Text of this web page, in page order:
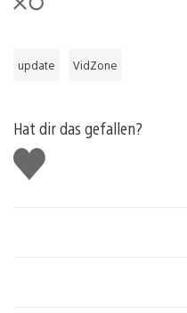
update VidZone
Hat dir das gefallen?
Gefällt
mir